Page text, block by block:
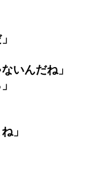
いんだね」
」